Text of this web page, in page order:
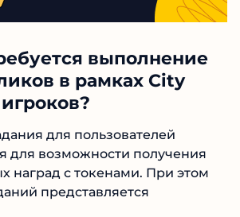
выполнение
в рамках City
для пользователей
для возможности получения
наград с токенами. При этом
представляется